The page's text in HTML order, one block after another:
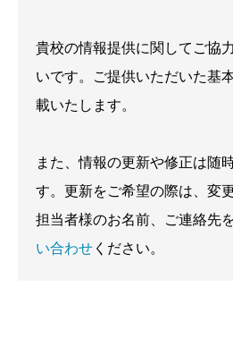
貴校の情報提供に関してご協
いです。ご提供いただいた基
載いたします。
また、情報の更新や修正は随
す。更新をご希望の際は、変
担当者様のお名前、ご連絡先
い合わせ ください。